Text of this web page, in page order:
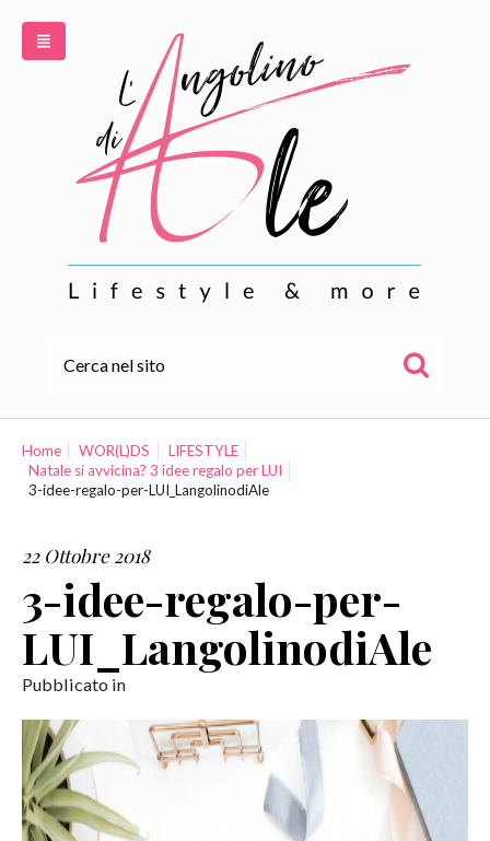
WOR(L)DS
COLLABORAZIONI
CONTATTI
Home WOR(L)DS
LIFESTYLE
Natale si avvicina? 3 idee regalo per LUI
3-idee-regalo-per-LUI_LangolinodiAle
22 Ottobre 2018
3-idee-regalo-per-
LUI_LangolinodiAle
Pubblicato in